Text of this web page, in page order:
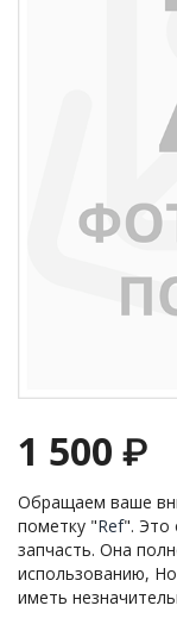
1 500 ₽
Обращаем ваше
пометку "Ref". Это
запчасть. Она
использованию,
иметь